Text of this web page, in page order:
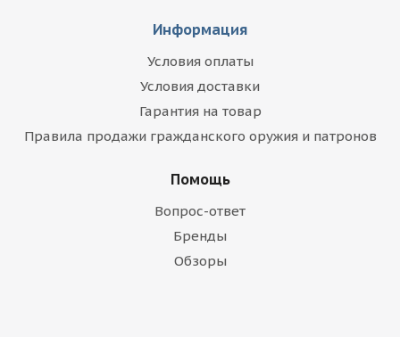
Информация
Условия оплаты
Условия доставки
Гарантия на товар
Правила продажи гражданского оружия и патронов
Помощь
Вопрос-ответ
Бренды
Обзоры